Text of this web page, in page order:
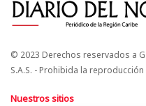
© 2023 Derechos reservados a
S.A.S. - Prohibida la
Nuestros sitios